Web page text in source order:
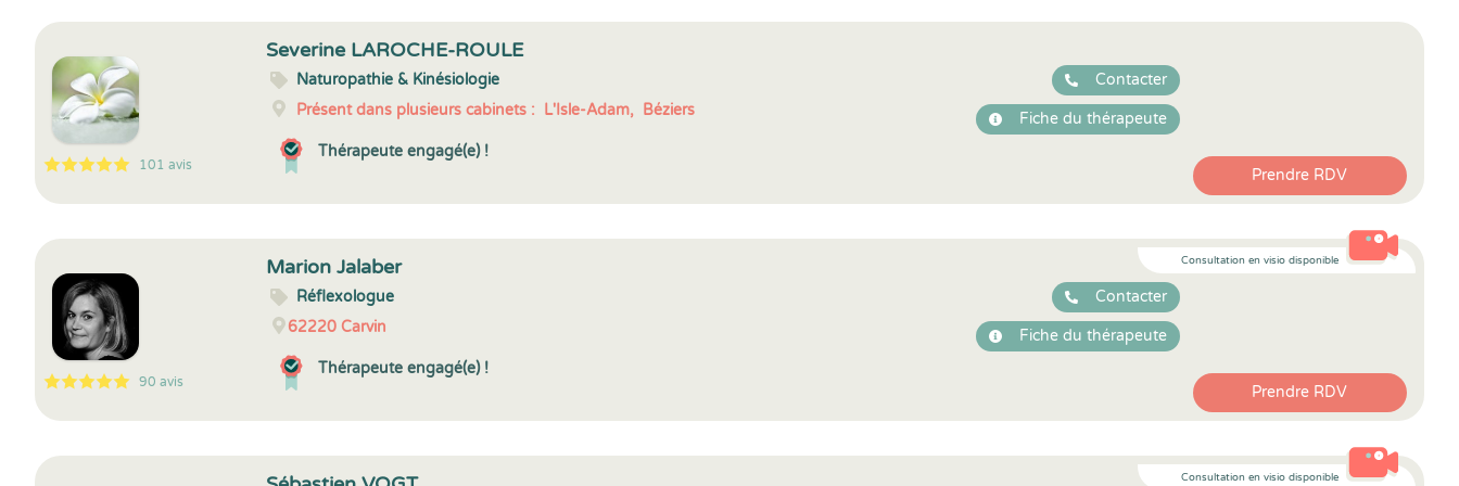
5
1
5
101 101 avis
Severine LAROCHE-ROULE
Naturopathie & Kinésiologie
Présent dans plusieurs cabinets : L'Isle-Adam, Béziers
Thérapeute engagé(e) !
Contacter
Fiche du thérapeute
Prendre RDV
Consultation en visio disponible
5
1
5
90 90 avis
Marion Jalaber
Réflexologue
62220Carvin
Thérapeute engagé(e) !
Contacter
Fiche du thérapeute
Prendre RDV
Consultation en visio disponible